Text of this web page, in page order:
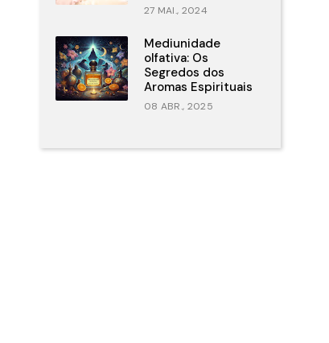
27 MAI., 2024
Mediunidade
olfativa: Os
Segredos dos
Aromas Espirituais
08 ABR., 2025